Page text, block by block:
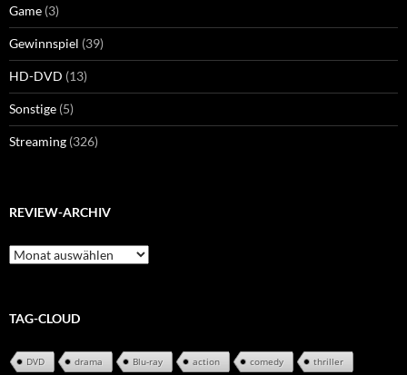
Game (3)
Gewinnspiel (39)
HD-DVD (13)
Sonstige (5)
Streaming (326)
REVIEW-ARCHIV
Review-
Archiv
TAG-CLOUD
DVD drama Blu-ray action comedy thriller